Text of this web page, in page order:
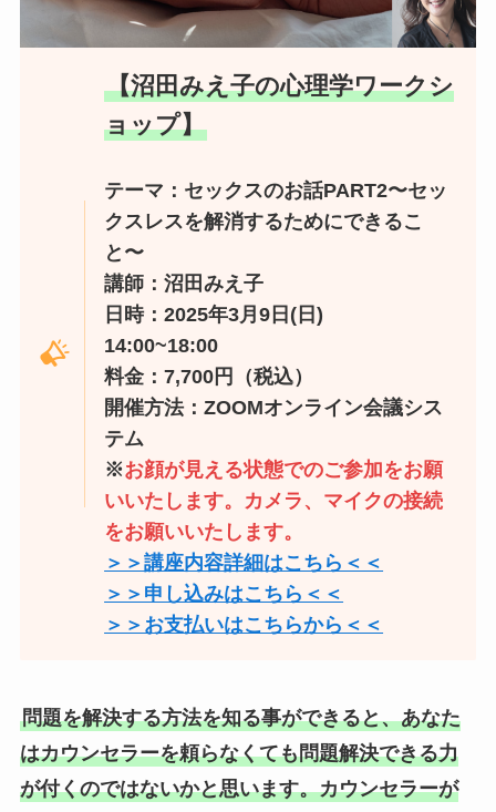
【沼田みえ子の心理学ワークシ
ョップ】
テーマ：セックスのお話PART2〜セッ
クスレスを解消するためにできるこ
と〜
講師：沼田みえ子
日時：2025年3月9日(日)
14:00~18:00
料金：7,700円（税込）
開催方法：ZOOMオンライン会議シス
テム
※お顔が見える状態でのご参加をお願
いいたします。カメラ、マイクの接続
をお願いいたします。
＞＞講座内容詳細はこちら＜＜
＞＞申し込みはこちら＜＜
＞＞お支払いはこちらから＜＜
問題を解決する方法を知る事ができると、あなた
はカウンセラーを頼らなくても問題解決できる力
が付くのではないかと思います。カウンセラーが